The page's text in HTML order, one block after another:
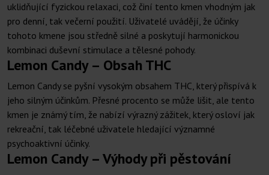
uklidňující fyzickou relaxaci, což činí tento kmen vhodným jak
pro denní, tak večerní použití. Uživatelé uvádějí, že účinky
tohoto kmene jsou středně silné a poskytují harmonickou
kombinaci duševní stimulace a tělesné pohody.
Lemon Candy – Obsah THC
Lemon Candy se pyšní vysokým obsahem THC, který přispívá k
jeho silným účinkům. Přesné procento se může lišit, ale tento
kmen je známý tím, že nabízí výrazný zážitek, který osloví jak
rekreační, tak léčebné uživatele hledající významné
psychoaktivní účinky.
Lemon Candy – Výhody při pěstování